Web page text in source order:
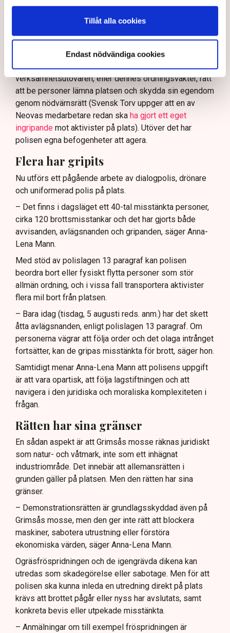
Tillåt alla cookies
Endast nödvändiga cookies
ha en tydligare skyldighet att skydda privat egendom
och näringsverksamhet mot den typen av störningar.
Nu svarar polisen på kritiken.
Enligt Anna-Lena Mann, polisinspektör vid
kommunikationsavdelningen i region Väst, har
verksamhetsutövaren, eller dennes ordningsvakter, rätt
att be personer lämna platsen och skydda sin egendom
genom nödvärnsrätt (Svensk Torv uppger att en av
Neovas medarbetare redan ska ha gjort ett eget
ingripande mot aktivister på plats). Utöver det har
polisen egna befogenheter att agera.
Flera har gripits
Nu utförs ett pågående arbete av dialogpolis, drönare
och uniformerad polis på plats.
– Det finns i dagsläget ett 40-tal misstänkta personer,
cirka 120 brottsmisstankar och det har gjorts både
avvisanden, avlägsnanden och gripanden, säger Anna-
Lena Mann.
Med stöd av polislagen 13 paragraf kan polisen
beordra bort eller fysiskt flytta personer som stör
allmän ordning, och i vissa fall transportera aktivister
flera mil bort från platsen.
– Bara idag (tisdag, 5 augusti reds. anm.) har det skett
åtta avlägsnanden, enligt polislagen 13 paragraf. Om
personerna vägrar att följa order och det olaga intrånget
fortsätter, kan de gripas misstänkta för brott, säger hon.
Samtidigt menar Anna-Lena Mann att polisens uppgift
är att vara opartisk, att följa lagstiftningen och att
navigera i den juridiska och moraliska komplexiteten i
frågan.
Rätten har sina gränser
En sådan aspekt är att Grimsås mosse räknas juridiskt
som natur- och våtmark, inte som ett inhägnat
industriområde. Det innebär att allemansrätten i
grunden gäller på platsen. Men den rätten har sina
gränser.
– Demonstrationsrätten är grundlagsskyddad även på
Grimsås mosse, men den ger inte rätt att blockera
maskiner, sabotera utrustning eller förstöra
ekonomiska värden, säger Anna-Lena Mann.
Ogräsfröspridningen och de igengrävda dikena kan
utredas som skadegörelse eller sabotage. Men för att
polisen ska kunna inleda en utredning direkt på plats
krävs att brottet pågår eller nyss har avslutats, samt
konkreta bevis eller utpekade misstänkta.
– Anmälningar om till exempel fröspridningen är